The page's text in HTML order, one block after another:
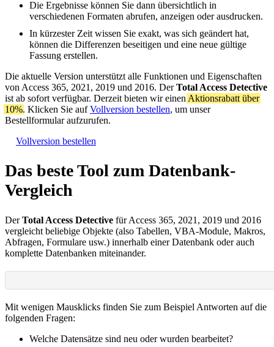
Die Ergebnisse können Sie dann übersichtlich in
verschiedenen Formaten abrufen, anzeigen oder ausdrucken.
In kürzester Zeit wissen Sie exakt, was sich geändert hat,
können die Differenzen beseitigen und eine neue gültige
Fassung erstellen.
Die aktuelle Version unterstützt alle Funktionen und Eigenschaften
von Access 365, 2021, 2019 und 2016. DerTotal Access Detective
ist ab sofort verfügbar. Derzeit bieten wir einen Aktionsrabatt über
10%. Klicken Sie aufVollversion bestellen, um unser
Bestellformular aufzurufen.
Vollversion bestellen
Das beste Tool zum Datenbank-
Vergleich
DerTotal Access Detective für Access 365, 2021, 2019 und 2016
vergleicht beliebige Objekte (also Tabellen, VBA-Module, Makros,
Abfragen, Formulare usw.) innerhalb einer Datenbank oder auch
komplette Datenbanken miteinander.
Mit wenigen Mausklicks finden Sie zum Beispiel Antworten auf die
folgenden Fragen:
Welche Datensätze sind neu oder wurden bearbeitet?